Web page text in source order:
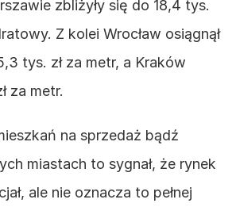
zbliżyły się do 18,4 tys.
Z kolei Wrocław osiągnął
tys. zł za metr, a Kraków
za metr.
na sprzedaż bądź
miastach to sygnał, że rynek
ale nie oznacza to pełnej